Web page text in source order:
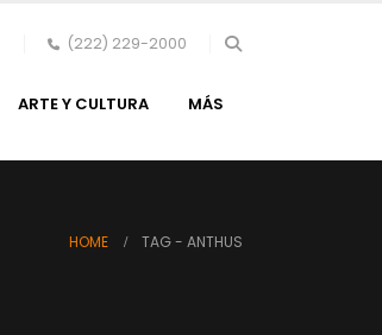
(222) 229-2000
ARTE Y CULTURA MÁS
HOME TAG - ANTHUS